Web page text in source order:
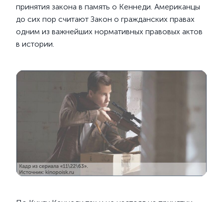
принятия закона в память о Кеннеди. Американцы
до сих пор считают Закон о гражданских правах
одним из важнейших нормативных правовых актов
в истории.